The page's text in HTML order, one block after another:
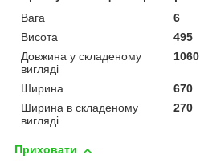
Вага
6
Висота
495
Довжина у складеному
вигляді
1060
Ширина
670
Ширина в складеному
вигляді
270
Приховати